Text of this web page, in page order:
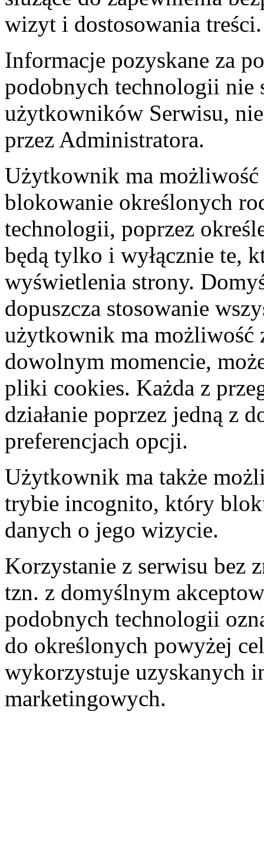
wizyt i dostosowania treści.
Informacje pozyskane za
podobnych technologii nie
użytkowników Serwisu,
przez Administratora.
Użytkownik ma możliwość
blokowanie określonych
technologii, poprzez
będą tylko i wyłącznie te,
wyświetlenia strony.
dopuszcza stosowanie
użytkownik ma możliwość
dowolnym momencie,
pliki cookies. Każda z
działanie poprzez jedną z
preferencjach opcji.
Użytkownik ma także
trybie incognito, który
danych o jego wizycie.
Korzystanie z serwisu bez
tzn. z domyślnym
podobnych technologii
do określonych powyżej
wykorzystuje uzyskanych
marketingowych.